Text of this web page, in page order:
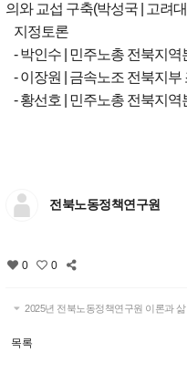
의와 교섭 구축(박성국 | 고려
지정토론
- 박인수 | 민주노총 전북지
- 이장원 | 금속노조 전북지부
- 황선호 | 민주노총 전북지
전북노동정책연구원
0 0
2025년 전북노동정책연구원 이론과
목록